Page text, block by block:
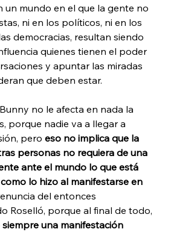
un mundo en el que la gente no
ni en los políticos, ni en los
democracias, resultan siendo
quienes tienen el poder
y apuntar las miradas
que deben estar.
no le afecta en nada la
porque nadie va a llegar a
pero eso no implica que la
personas no requiera de una
ante el mundo lo que está
lo hizo al manifestarse en
del entonces
Roselló, porque al final de todo,
una manifestación